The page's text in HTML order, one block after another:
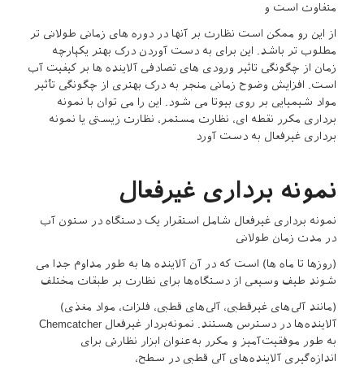
متفاوت است و
از این رو ممکن است نظارت بر آنها در دوره های زمانی طولانی تر
مطلوب تر باشد. این برای به دست آوردن درک بهتر یکپارچه
زمان از چگونگی تاثیر ورودی های تصادفی آلاینده ها بر کیفیت آب
است. افزایش وضوح زمانی منجر به درک بهتری از چگونگی تأثیر
مواد شیمیایی بر روی بیوتا می شود. این را می توان با نمونه
برداری مکرر نقطه ای، نظارت مستمر، نظارت زیستی یا نمونه
برداری غیرفعال به دست آورد
نمونه برداری غیرفعال
نمونه برداری غیرفعال شامل استقرار یک دستگاه در ستون آب
در مدت زمان طولانی
(روزها تا ماه ها) است که در آن آلاینده ها به طور مداوم جدا می
شوند طیف وسیعی از دستگاه‌ها برای نظارت بر طبقات مختلف
(مانند آلی‌های غیرقطبی، آلی‌های قطبی، فلزات، مواد مغذی)
آلاینده‌ها در دسترس هستند. نمونه‌بردار غیرفعال Chemcatcher
به طور موفقیت‌آمیز و مکرر به‌عنوان ابزار نظارتی برای
اندازه‌گیری آلاینده‌های آلی قطبی در سطح،